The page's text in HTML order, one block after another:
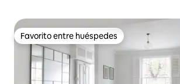
Favorito entre huéspedes
Favorito entre huéspedes